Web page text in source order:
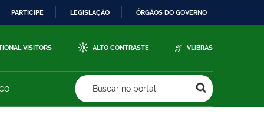
PARTICIPE LEGISLAÇÃO ÓRGÃOS DO GOVERNO
VISITORS ALTO CONTRASTE VLIBRAS
Buscar no portal